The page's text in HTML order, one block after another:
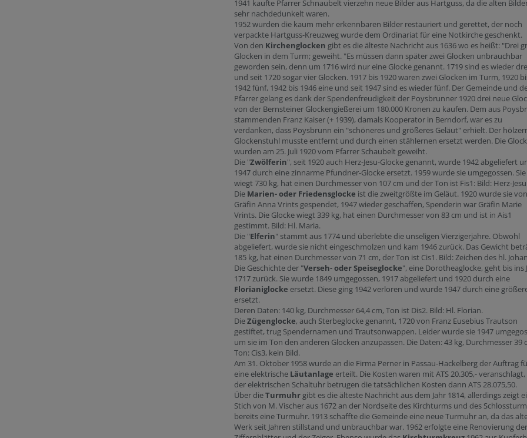
1941 kaufte Pfarrer Schnaubelt vierzehn neue Bilder aus Hartguss, da die alten
sehr nachdedunkelt waren.
1952 wurden die kaum mehr erkennbaren Bilder restauriert und gerettet, der noch
verpackte Hartguss-Kreuzweg wurde dem Ordinariat für eine Notkirche geschenkt.
Von den Kirchenglocken gibt es die älteste Nachricht aus 1636 wo es heißt: "Drei
Glocken in dem Turm; geweiht. "Es müssen dann später zwei Glocken unbrauchbar
geworden sein, denn um 1716 wird nur eine Glocke genannt. 1719 sind es wieder
und seit 1720 sogar vier Glocken. 1917 bis 1920 waren zwei Glocken im Turm, 1920
1942 fünf, 1942 bis 1946 eine und seit 1947 sind es wieder fünf. Der Gemeinde und
Pfarrer gelang es dank der Spendenfreudigkeit der Poysbrunner 1920 drei neue
von der Bernsteiner Glockengießerei um 180.000 Kronen zu kaufen. Dem aus
stammenden Franz Kaiser (+ 1939), damals Kooperator in Berndorf, war es zu
verdanken, dass Poysbrunn ein "schöneres und größeres Geläut" erhielt. Der
Glockenstuhl musste entfernt und durch einen stählernen ersetzt werden. Die
wurden am 25. Juli 1920 vom Pfarrer Schaubelt geweiht.
Die "Zwölferin", seit 1920 auch Herz-Jesu-Glocke genannt, wurde 1942 abgeliefert
1947 durch eine zinnarme Pfundner-Glocke ersetzt. 1959 wurde sie umgegossen. Sie
wiegt 730 kg, hat einen Durchmesser von 107 cm und der Ton ist Fis1: Bild: Herz-
Die Marien- oder Friedensglocke ist die zweitgrößte im Geläut. 1920 wurde sie von
Gräfin Anna Vrints gespendet, 1947 wieder geschaffen, Spenderin war Gräfin Marie
Vrints. Die Glocke wiegt 339 kg, hat einen Durchmesser von 83 cm und ist in Ais1
gestimmt. Bild: Hl. Maria.
Die "Elferin" stammt aus 1774 und überlebte die unseligen Vierzigerjahre. Obwohl
abgeliefert, wurde sie nicht eingeschmolzen und kam 1946 zurück. Das Gewicht
185 kg, hat einen Durchmesser von 71 cm, der Ton ist Cis1. Bild: Zeichen des hl.
Die Geschichte der "Verseh- oder Speiseglocke", eine Dorotheaglocke, geht bis ins
1717 zurück. Sie wurde 1849 umgegossen, 1917 abgeliefert und 1920 durch eine
Florianiglocke ersetzt. Diese ging 1942 verloren und wurde 1947 durch eine
ersetzt.
Deren Daten: 140 kg, Durchmesser 64,4 cm, Ton ist Dis2. Bild: Hl. Florian.
DieZügenglocke, auch Sterbeglocke genannt, 1720 von Franz Eusebius Trautson
gestiftet, trug Spendernamen und Trautsonwappen. Leider wurde sie 1947
um sie im Ton den anderen Glocken anzupassen. Die Daten: 43 kg, Durchmesser 39
Ton: Cis3, kein Bild.
Am 31. Oktober 1958 wurde an die Firma Perner in Passau-Hackelberg der Auftrag
eine elektrische Läutanlage erteilt. Die Kosten waren mit ATS 20.305,-
der elektrischen Schaltuhr betrugen die tatsächlichen Kosten dann ATS 28.075,50.
Über dieTurmuhr gibt es die älteste Nachricht aus dem Jahr 1814, allerdings zeigt
Stich von M. Vischer aus 1672 an der Nordseite des Kirchturms und des
bereits eine Turmuhr. 1913 schaffte die Gemeinde eine neue Turmuhr an, da das
Werk seit Jahren stillstand und unbrauchbar war. 1962 erfolgte eine Renovierung der